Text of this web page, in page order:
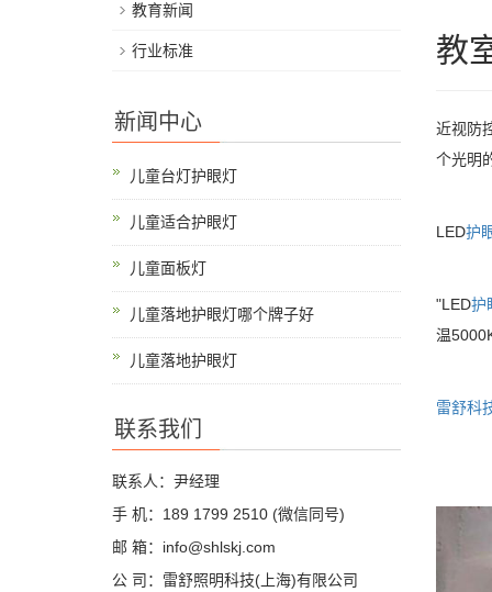
教
近视防
个光明
LED护
"LED护
温
雷舒科
教育新闻
行业标准
新闻中心
儿童台灯护眼灯
儿童适合护眼灯
儿童面板灯
儿童落地护眼灯哪个牌子好
儿童落地护眼灯
联系我们
联系人：尹经理
手 机：189 1799 2510 (微信同号)
邮 箱：info@shlskj.com
公 司：雷舒照明科技(上海)有限公司